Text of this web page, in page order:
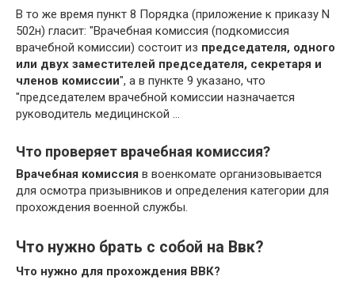
В то же время пункт 8 Порядка (приложение к приказу N
502н) гласит: "Врачебная комиссия (подкомиссия
врачебной комиссии) состоит из председателя, одного
или двух заместителей председателя, секретаря и
членов комиссии", а в пункте 9 указано, что
"председателем врачебной комиссии назначается
руководитель медицинской …
Что проверяет врачебная комиссия?
Врачебная комиссия в военкомате организовывается
для осмотра призывников и определения категории для
прохождения военной службы.
Что нужно брать с собой на Ввк?
Что нужно для прохождения ВВК?